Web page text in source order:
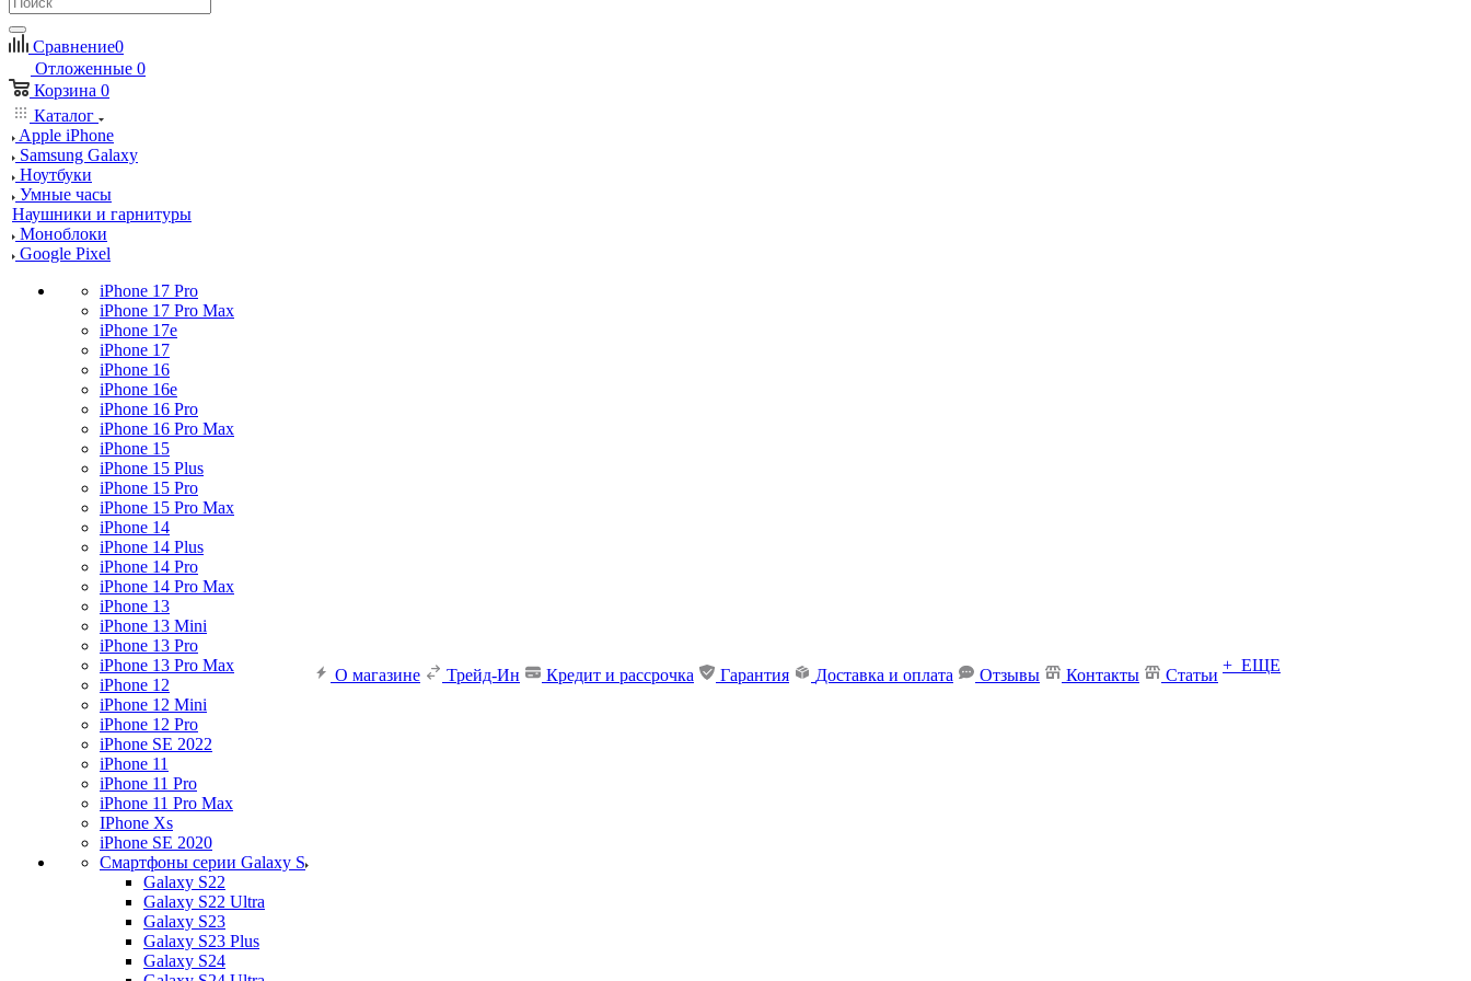
Сравнение0
Отложенные 0
Корзина 0
Каталог
Apple iPhone
Samsung Galaxy
Ноутбуки
Умные часы
Наушники и гарнитуры
Моноблоки
Google Pixel
iPhone 17 Pro
iPhone 17 Pro Max
iPhone 17e
iPhone 17
iPhone 16
iPhone 16e
iPhone 16 Pro
iPhone 16 Pro Max
iPhone 15
iPhone 15 Plus
iPhone 15 Pro
iPhone 15 Pro Max
iPhone 14
iPhone 14 Plus
iPhone 14 Pro
iPhone 14 Pro Max
iPhone 13
iPhone 13 Mini
iPhone 13 Pro
iPhone 13 Pro Max
iPhone 12
iPhone 12 Mini
iPhone 12 Pro
iPhone SE 2022
iPhone 11
iPhone 11 Pro
iPhone 11 Pro Max
IPhone Xs
iPhone SE 2020
Смартфоны серии Galaxy S
Galaxy S22
Galaxy S22 Ultra
Galaxy S23
Galaxy S23 Plus
Galaxy S24
О магазине Трейд-Ин Кредит и рассрочка Гарантия Доставка и оплата Отзывы Контакты Статьи
+ ЕЩЕ